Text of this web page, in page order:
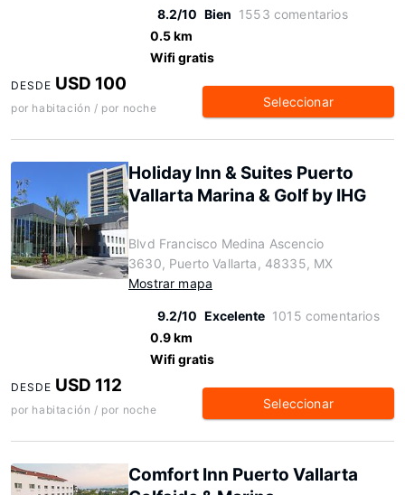
8.2/10 Bien 1553 comentarios
0.5 km
Wifi gratis
DESDE USD 100
por habitación / por noche Seleccionar
Holiday Inn & Suites Puerto
Vallarta Marina & Golf by IHG
Blvd Francisco Medina Ascencio
3630, Puerto Vallarta, 48335, MX
Mostrar mapa
9.2/10 Excelente 1015 comentarios
0.9 km
Wifi gratis
DESDE USD 112
por habitación / por noche Seleccionar
Comfort Inn Puerto Vallarta